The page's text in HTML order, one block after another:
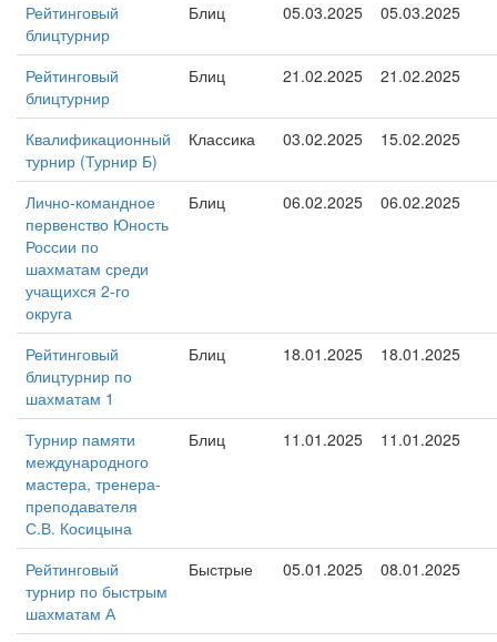
Рейтинговый
блицтурнир
Блиц 05.03.2025 05.03.2025
Рейтинговый
блицтурнир
Блиц 21.02.2025 21.02.2025
Квалификационный
турнир (Турнир Б)
Классика 03.02.2025 15.02.2025
Лично-командное
первенство Юность
России по
шахматам среди
учащихся 2-го
округа
Блиц 06.02.2025 06.02.2025
Рейтинговый
блицтурнир по
шахматам 1
Блиц 18.01.2025 18.01.2025
Турнир памяти
международного
мастера, тренера-
преподавателя
С.В. Косицына
Блиц 11.01.2025 11.01.2025
Рейтинговый
турнир по быстрым
шахматам А
Быстрые 05.01.2025 08.01.2025